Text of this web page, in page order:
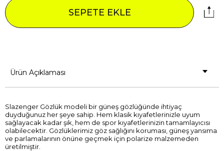
SEPETE EKLE
Ürün Açıklaması
Slazenger Gözlük modeli bir güneş gözlüğünde ihtiyaç
duyduğunuz her şeye sahip. Hem klasik kıyafetlerinizle uyum
sağlayacak kadar şık, hem de spor kıyafetlerinizin tamamlayıcısı
olabilecektir. Gözlüklerimiz göz sağlığını koruması, güneş yansıma
ve parlamalarının önüne geçmek için polarize malzemeden
üretilmiştir.